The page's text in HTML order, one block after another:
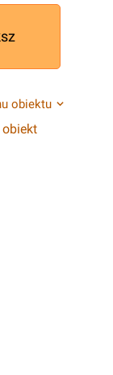
obiektu
obiekt